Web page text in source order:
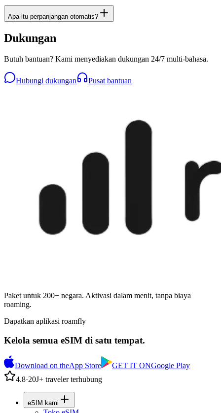
Apa itu perpanjangan otomatis?
Dukungan
Butuh bantuan? Kami menyediakan dukungan 24/7 multi-bahasa.
Hubungi dukungan Pusat bantuan
Paket untuk 200+ negara. Aktivasi dalam menit, tanpa biaya
roaming.
Dapatkan aplikasi roamfly
Kelola semua eSIM di satu tempat.
Download on theApp Store GET IT ONGoogle Play
4.8·20J+ traveler terhubung
eSIM kami